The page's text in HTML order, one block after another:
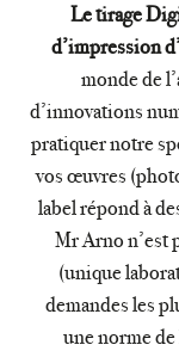
Le tirage
d’impression
monde de
d’innovations
pratiquer notre
vos œuvres
label répond à
Mr Arno n’est
(unique
demandes les
une norme